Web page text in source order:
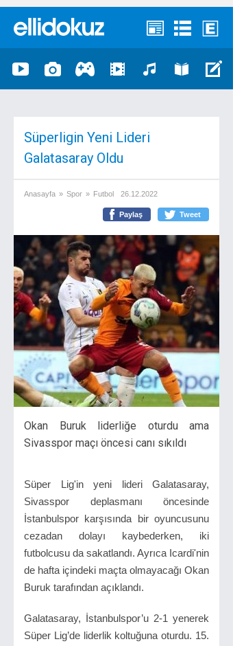
Süperligin Yeni Lideri
Galatasaray Oldu
Anasayfa » Spor » Futbol 26.12.2022
Paylaş Tweet
Okan Buruk liderliğe oturdu ama
Sivasspor maçı öncesi canı sıkıldı
Süper Lig'in yeni lideri Galatasaray,
Sivasspor deplasmanı öncesinde
İstanbulspor karşısında bir oyuncusunu
cezadan dolayı kaybederken, iki
futbolcusu da sakatlandı. Ayrıca Icardi'nin
de hafta içindeki maçta olmayacağı Okan
Buruk tarafından açıklandı.
Galatasaray, İstanbulspor’u 2-1 yenerek
Süper Lig’de liderlik koltuğuna oturdu. 15.